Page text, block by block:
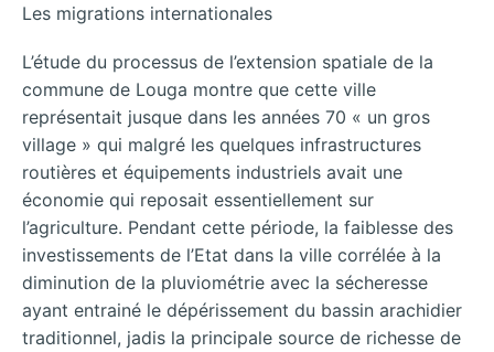
Les migrations internationales
L’étude du processus de l’extension spatiale de la
commune de Louga montre que cette ville
représentait jusque dans les années 70 « un gros
village » qui malgré les quelques infrastructures
routières et équipements industriels avait une
économie qui reposait essentiellement sur
l’agriculture. Pendant cette période, la faiblesse des
investissements de l’Etat dans la ville corrélée à la
diminution de la pluviométrie avec la sécheresse
ayant entrainé le dépérissement du bassin arachidier
traditionnel, jadis la principale source de richesse de